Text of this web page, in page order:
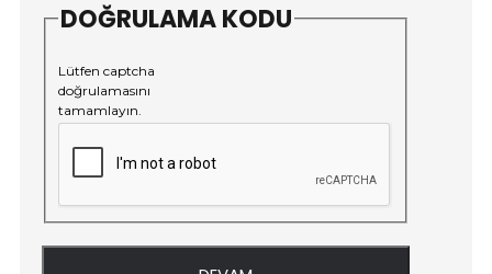
DOĞRULAMA KODU
Lütfen captcha
doğrulamasını
tamamlayın.